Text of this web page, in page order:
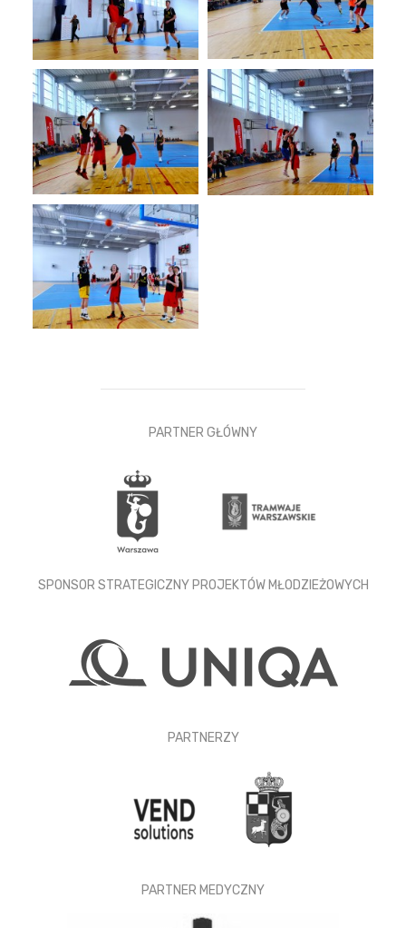
PARTNER GŁÓWNY
SPONSOR STRATEGICZNY PROJEKTÓW MŁODZIEŻOWYCH
PARTNERZY
PARTNER MEDYCZNY